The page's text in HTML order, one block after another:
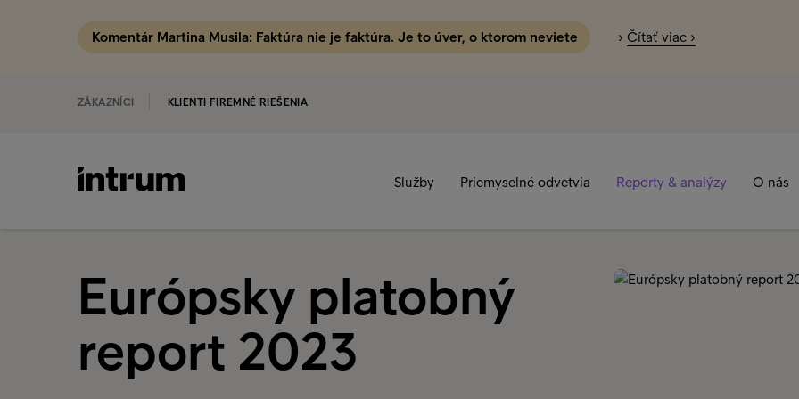
Komentár Martina Musila: Faktúra nie je faktúra. Je to úver, o ktorom neviete › Čítať viac ›
ZÁKAZNÍCI KLIENTI FIREMNÉ RIEŠENIA
Služby Priemyselné odvetvia Reporty & analýzy O nás
Európsky platobný
report 2023